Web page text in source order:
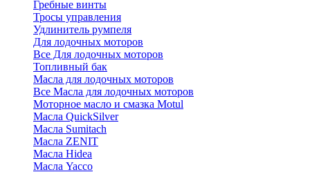
Гребные винты
Тросы управления
Удлинитель румпеля
Для лодочных моторов
Все Для лодочных моторов
Топливный бак
Масла для лодочных моторов
Все Масла для лодочных моторов
Моторное масло и смазка Motul
Масла QuickSilver
Масла Sumitach
Масла ZENIT
Масла Hidea
Масла Yacco